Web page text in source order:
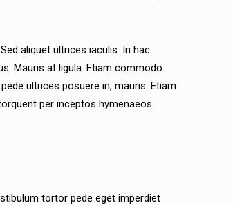
aliquet ultrices iaculis. In hac
Mauris at ligula. Etiam commodo
ultrices posuere in, mauris. Etiam
per inceptos hymenaeos.
tortor pede eget imperdiet